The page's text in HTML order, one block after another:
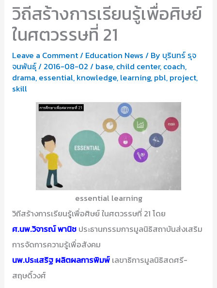
วิถีสร้างการเรียนรู้เพื่อศิษย์
ในศตวรรษที่ 21
Leave a Comment/ Education News / By บุรินทร์ รุจ
จนพันธุ์/ 2016-08-02/ base, child center, coach,
drama, essential, knowledge, learning, pbl, project,
skill
essential learning
วิถีสร้างการเรียนรู้เพื่อศิษย์ ในศตวรรษที่ 21 โดย
ศ.นพ.วิจารณ์ พานิช ประธานกรรมการมูลนิธิสถาบันส่งเสริม
การจัดการความรู้เพื่อสังคม
นพ.ประเสริฐ ผลิตผลการพิมพ์ เลขาธิการมูลนิธิสดศรี-
สฤษดิ์วงศ์